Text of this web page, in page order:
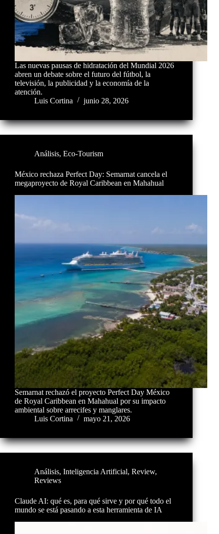
Las nuevas pausas de hidratación del Mundial 2026
abren un debate sobre el futuro del fútbol, la
televisión, la publicidad y la economía de la
atención.
Luis Cortina
junio 28, 2026
Análisis, Eco-Tourism
México rechaza Perfect Day: Semarnat cancela el
megaproyecto de Royal Caribbean en Mahahual
Semarnat rechazó el proyecto Perfect Day México
de Royal Caribbean en Mahahual por su impacto
ambiental sobre arrecifes y manglares.
Luis Cortina
mayo 21, 2026
Análisis, Inteligencia Artificial, Review,
Reviews
Claude AI: qué es, para qué sirve y por qué todo el
mundo se está pasando a esta herramienta de IA